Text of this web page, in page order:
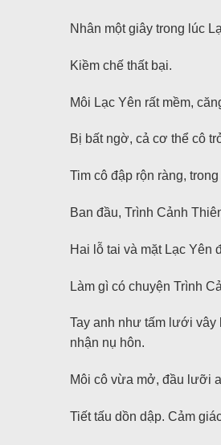
Nhân một giây trong lúc
Kiềm chế thất bại.
Môi Lạc Yên rất mềm,
Bị bất ngờ, cả cơ thể cô
Tim cô đập rộn ràng,
Ban đầu, Trình Cảnh
Hai lỗ tai và mặt Lạc Yên
Làm gì có chuyện Trình
Tay anh như tấm lưới vây
nhận nụ hôn.
Môi cô vừa mở, đầu lưỡi
Tiết tấu dồn dập. Cảm